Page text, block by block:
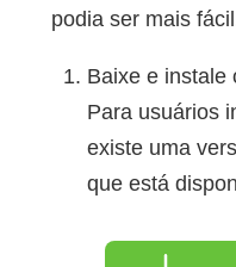
podia ser mais
Baixe e instale
Para usuários
existe uma
que está